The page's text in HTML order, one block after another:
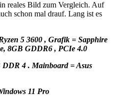
reales Bild zum Vergleich. Auf
schon mal drauf. Lang ist es
5 3600 , Grafik = Sapphire
8GB GDDR6 , PCIe 4.0
DDR 4 . Mainboard = Asus
11 Pro